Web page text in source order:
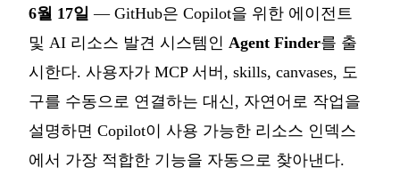
6월 17일 — GitHub은 Copilot을 위한 에이전트
및 AI 리소스 발견 시스템인 Agent Finder를 출
시한다. 사용자가 MCP 서버, skills, canvases, 도
구를 수동으로 연결하는 대신, 자연어로 작업을
설명하면 Copilot이 사용 가능한 리소스 인덱스
에서 가장 적합한 기능을 자동으로 찾아낸다.